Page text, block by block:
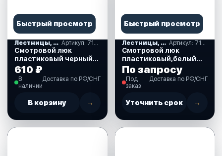
Быстрый просмотр
Лестницы, ступеньки
Смотровой люк
пластиковый черный
10 см. (710125)
610 ₽
В
наличии
Доставка по РФ/СНГ
В корзину →
Быстрый просмотр
Лестницы, ступеньки
Смотровой люк
пластиковый,белый
диам15 см., (710127)
По запросу
Под
заказ
Доставка по РФ/СНГ
Уточнить срок →